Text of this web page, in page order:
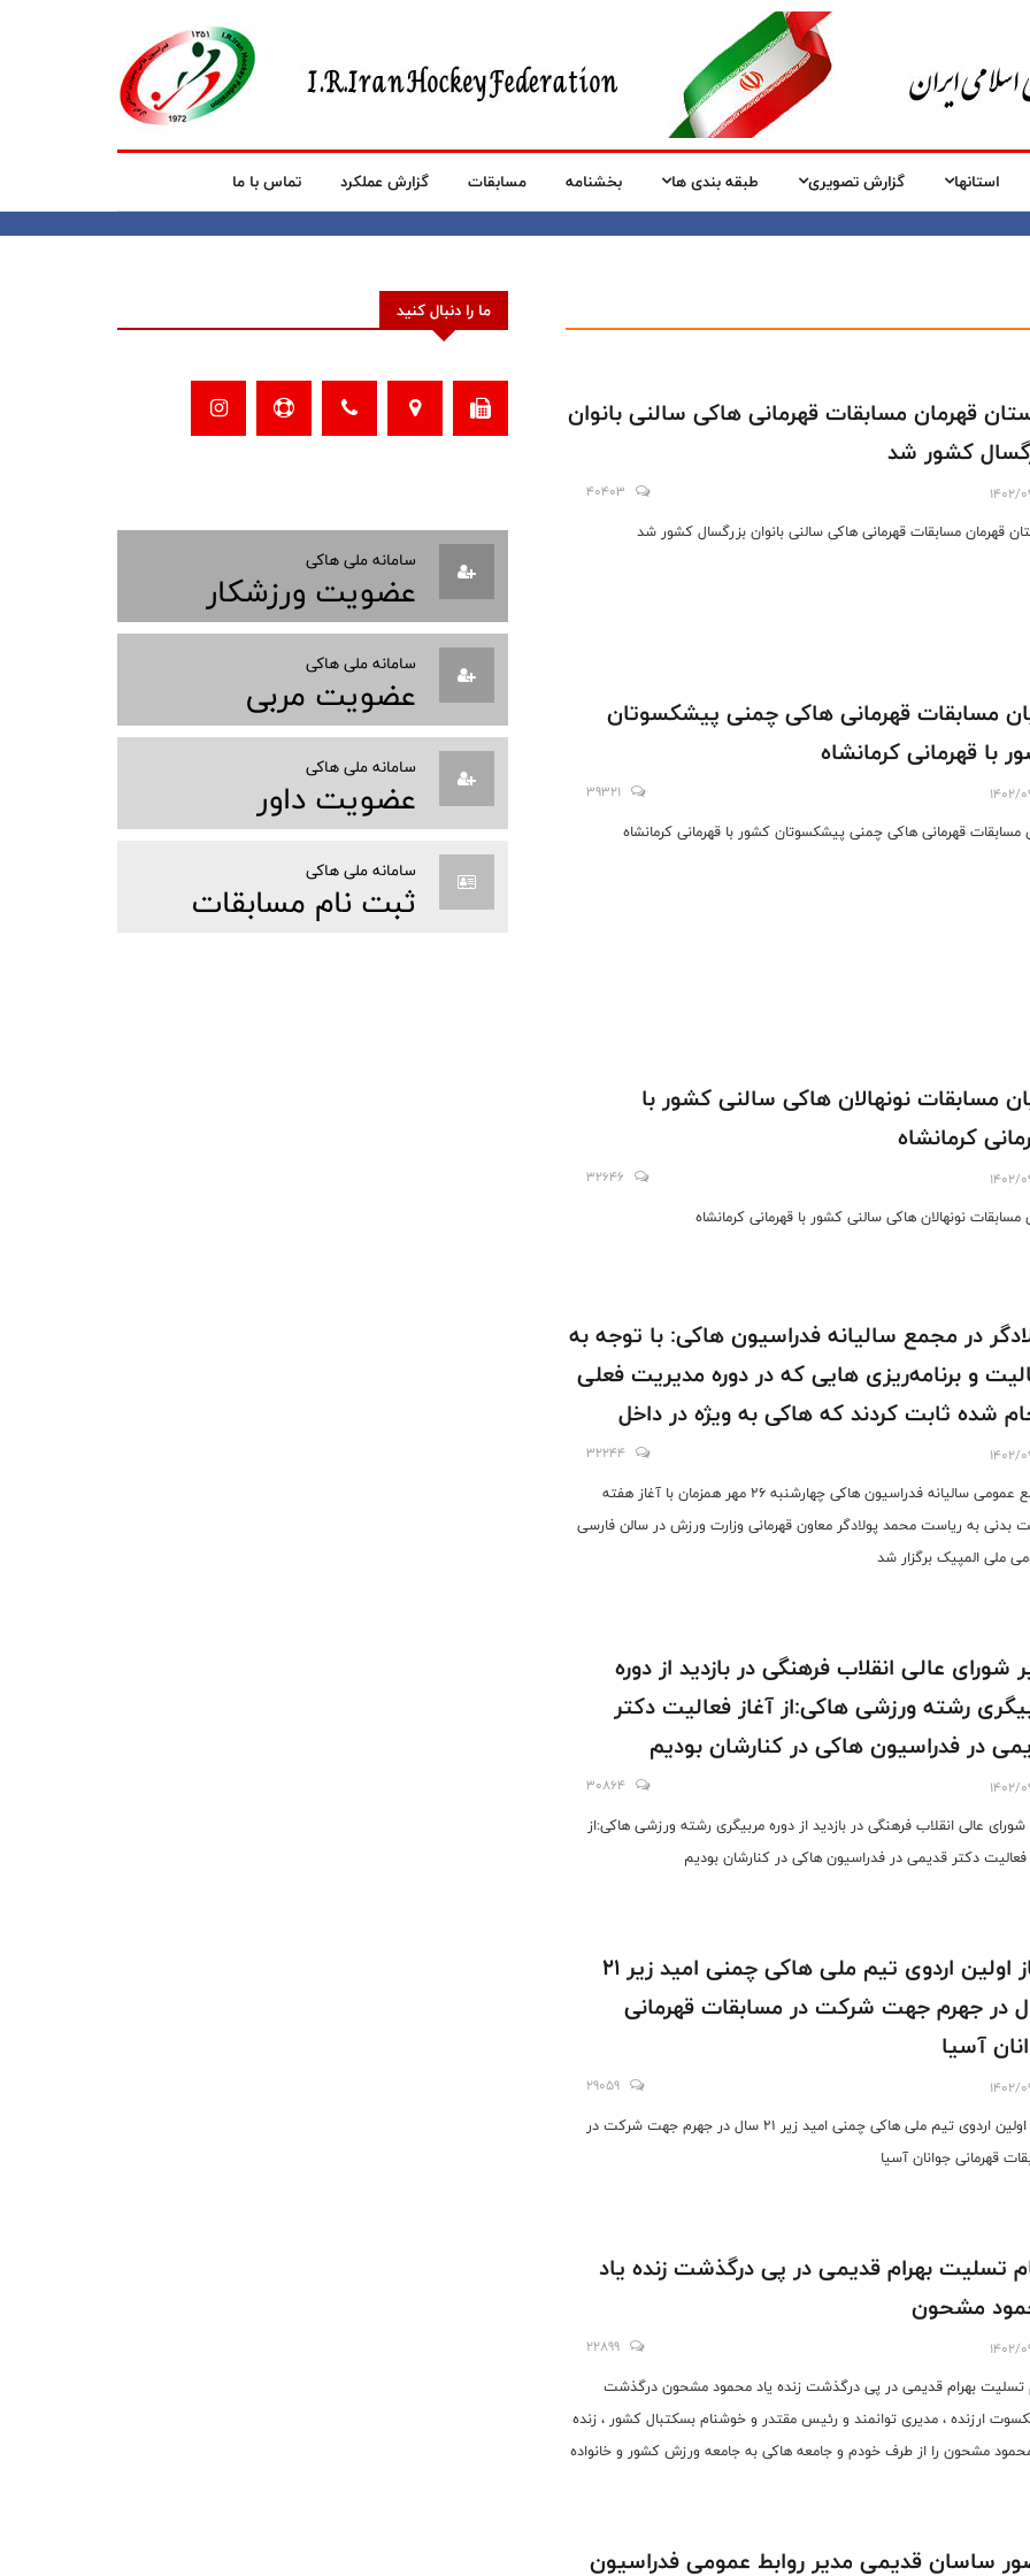
استانها گزارش تصویری طبقه بندی ها بخشنامه مسابقات گزارش عملکرد تماس با ما
قهرمان مسابقات قهرمانی هاکی سالنی بانوان
کشور شد
1402/
40403
قهرمان مسابقات قهرمانی هاکی سالنی بانوان بزرگسال کشور شد
مسابقات قهرمانی هاکی چمنی پیشکسوتان
با قهرمانی کرمانشاه
1402/
39321
مسابقات قهرمانی هاکی چمنی پیشکسوتان کشور با قهرمانی کرمانشاه
مسابقات نونهالان هاکی سالنی کشور با
کرمانشاه
1402/
32646
مسابقات نونهالان هاکی سالنی کشور با قهرمانی کرمانشاه
در مجمع سالیانه فدراسیون هاکی: با توجه به
و برنامه‌ریزی هایی که در دوره مدیریت فعلی
شده ثابت کردند که هاکی به ویژه در داخل
دارای پتانسیل خوبی است1402/
32244
مجمع عمومی سالیانه فدراسیون هاکی چهارشنبه ۲۶ مهر همزمان با آغاز هفته
بدنی به ریاست محمد پولادگر معاون قهرمانی وزارت ورزش در سالن فارسی
ملی المپیک برگزار شد
شورای عالی انقلاب فرهنگی در بازدید از دوره
رشته ورزشی هاکی:از آغاز فعالیت دکتر
در فدراسیون هاکی در کنارشان بودیم
1402/
30864
شورای عالی انقلاب فرهنگی در بازدید از دوره مربیگری رشته ورزشی هاکی:از
فعالیت دکتر قدیمی در فدراسیون هاکی در کنارشان بودیم
آغاز اولین اردوی تیم ملی هاکی چمنی امید زیر ۲۱
در جهرم جهت شرکت در مسابقات قهرمانی
آسیا
1402/
29059
آغاز اولین اردوی تیم ملی هاکی چمنی امید زیر ۲۱ سال در جهرم جهت شرکت در
قهرمانی جوانان آسیا
تسلیت بهرام قدیمی در پی درگذشت زنده یاد
مشحون
1402/
22899
تسلیت بهرام قدیمی در پی درگذشت زنده یاد محمود مشحون درگذشت
ارزنده ، مدیری توانمند و رئیس مقتدر و خوشنام بسکتبال کشور ، زنده
مشحون را از طرف خودم و جامعه هاکی به جامعه ورزش کشور و خانواده
ایرانساسان قدیمی مدیر روابط عمومی فدراسیون
ما را دنبال کنید
سامانه ملی هاکی
عضویت ورزشکار
سامانه ملی هاکی
عضویت مربی
سامانه ملی هاکی
عضویت داور
سامانه ملی هاکی
ثبت نام مسابقات